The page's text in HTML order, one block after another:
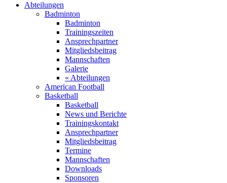
Abteilungen
Badminton
Badminton
Trainingszeiten
Ansprechpartner
Mitgliedsbeitrag
Mannschaften
Galerie
« Abteilungen
American Football
Basketball
Basketball
News und Berichte
Trainingskontakt
Ansprechpartner
Mitgliedsbeitrag
Termine
Mannschaften
Downloads
Sponsoren